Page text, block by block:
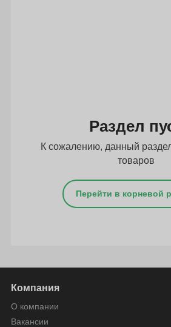
Раздел
К сожалению, данный
товаров
Перейти в корневой
Компания
О компании
Вакансии